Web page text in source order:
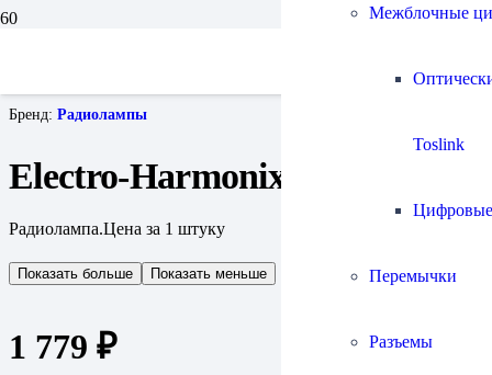
Межблочные
Toslink
Цифровые
Перемычки
Разъемы
Бренд: Радиолампы
Electro-Harmonix 12BH7A
Радиолампа.Цена за 1 штуку
Показать больше Показать меньше
1 779 ₽